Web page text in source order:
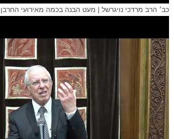
כב׳ הרב מרדכי נויגרשל | מעט הבנה בכמה מאירועי החרבן